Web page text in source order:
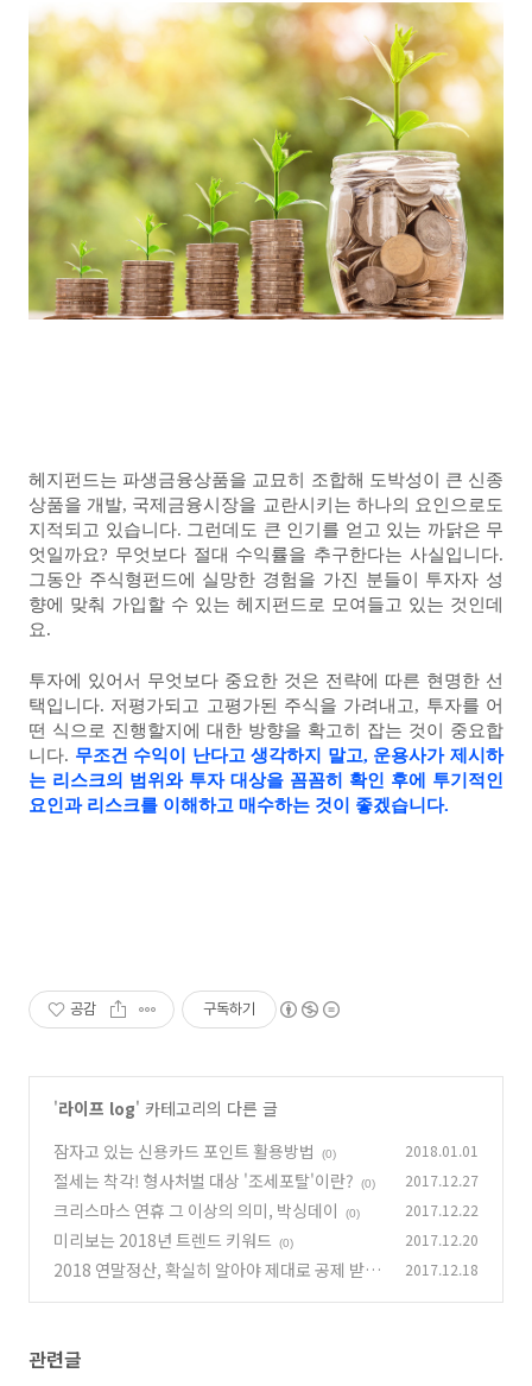
헤지펀드는 파생금융상품을 교묘히 조합해 도박성이 큰 신종
상품을 개발, 국제금융시장을 교란시키는 하나의 요인으로도
지적되고 있습니다. 그런데도 큰 인기를 얻고 있는 까닭은 무
엇일까요? 무엇보다 절대 수익률을 추구한다는 사실입니다.
그동안 주식형펀드에 실망한 경험을 가진 분들이 투자자 성
향에 맞춰 가입할 수 있는 헤지펀드로 모여들고 있는 것인데
요.
투자에 있어서 무엇보다 중요한 것은 전략에 따른 현명한 선
택입니다. 저평가되고 고평가된 주식을 가려내고, 투자를 어
떤 식으로 진행할지에 대한 방향을 확고히 잡는 것이 중요합
니다. 무조건 수익이 난다고 생각하지 말고, 운용사가 제시하
는 리스크의 범위와 투자 대상을 꼼꼼히 확인 후에 투기적인
요인과 리스크를 이해하고 매수하는 것이 좋겠습니다.
공감 구독하기
'라이프 log' 카테고리의 다른 글
잠자고 있는 신용카드 포인트 활용방법
(0) 2018.01.01
절세는 착각! 형사처벌 대상 '조세포탈'이란? (0) 2017.12.27
크리스마스 연휴 그 이상의 의미, 박싱데이 (0) 2017.12.22
미리보는 2018년 트렌드 키워드 (0) 2017.12.20
2018 연말정산, 확실히 알아야 제대로 공제 받는
2017.12.18
관련글